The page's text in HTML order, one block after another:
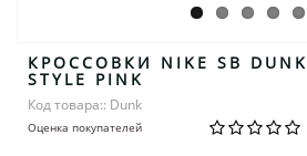
КРОССОВКИ NIKE SB DUNK
STYLE PINK
Код товара:: Dunk
Оценка покупателей